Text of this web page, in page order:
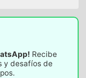
Recibe
y desafíos de